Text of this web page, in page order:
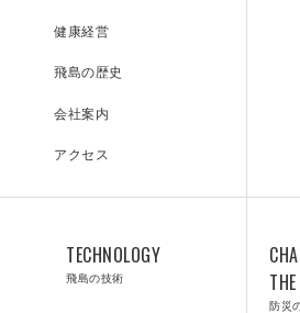
健康経営
飛島の歴史
会社案内
アクセス
TECHNOLOGY
飛島の技術
防災